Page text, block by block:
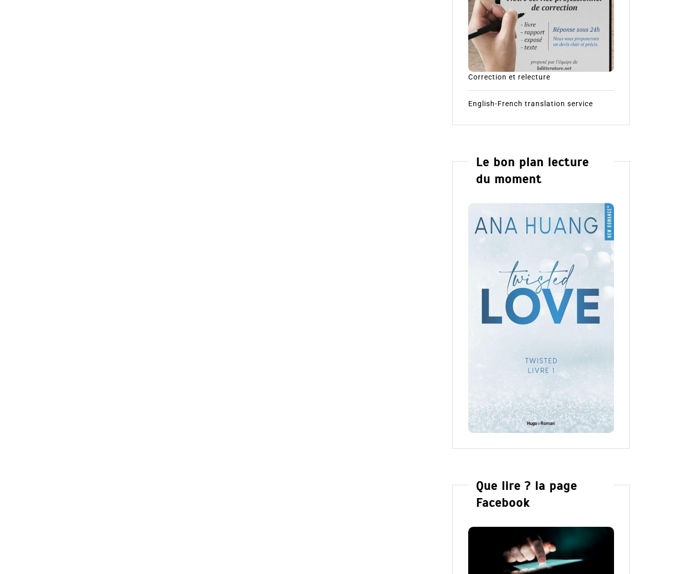
Correction et relecture
English-French translation service
Le bon plan lecture
du moment
Que lire ? la page
Facebook